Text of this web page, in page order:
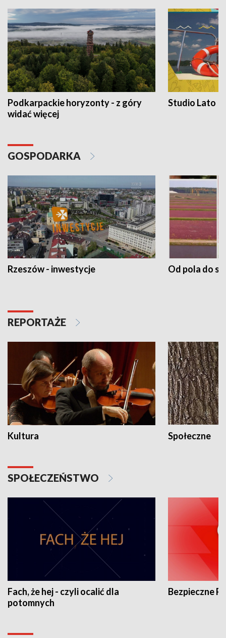
Podkarpackie horyzonty - z góry
widać więcej
Studio Lato
GOSPODARKA
Rzeszów - inwestycje Od pola do
REPORTAŻE
Kultura Społeczne
SPOŁECZEŃSTWO
Fach, że hej - czyli ocalić dla
potomnych
Bezpieczne